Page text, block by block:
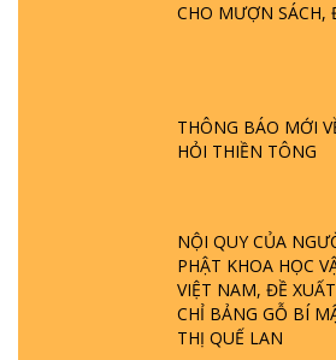
CHO MƯỢN SÁCH,
THÔNG BÁO MỚI
HỎI THIỀN TÔNG
NỘI QUY CỦA
PHẬT KHOA HỌC
VIỆT NAM, ĐỀ
CHỈ BẢNG GỖ BÍ
THỊ QUẾ LAN
GIẢI ĐÁP ĐẶC BIỆT
GIẢI ĐÁP THIỀN
SAO TRÁI ĐẤT
- HỎA HOẠN | TTTD